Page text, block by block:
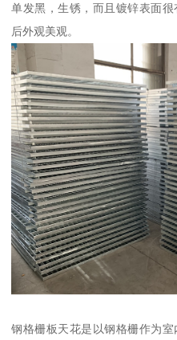
单发黑，生锈，而且镀锌表面
后外观美观。
钢格栅板天花是以钢格栅作为